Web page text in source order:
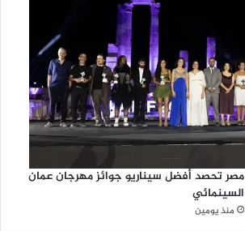
مصر تحصد أفضل سيناريو جوائز مهرجان عمان
السينمائي
منذ يومين